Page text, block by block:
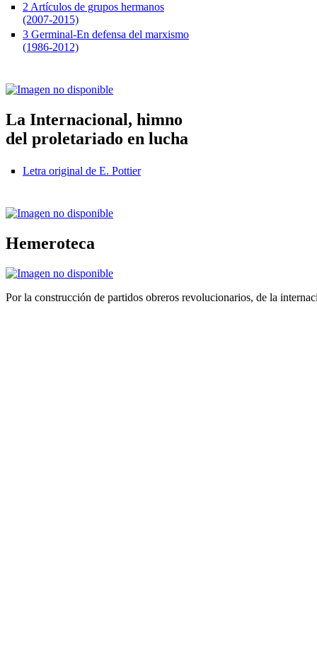
2 Artículos de grupos hermanos
(2007-2015)
3 Germinal-En defensa del marxismo
(1986-2012)
La Internacional, himno
del proletariado en lucha
Letra original de E. Pottier
Hemeroteca
Por la construcción de partidos obreros revolucionarios, de la